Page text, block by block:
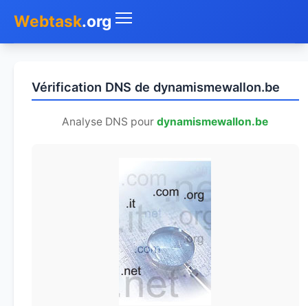
Webtask.org
Whois
Vérification DNS de dynamismewallon.be
Analyse DNS pourdynamismewallon.be